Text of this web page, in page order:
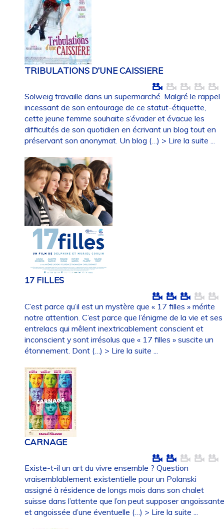
TRIBULATIONS D’UNE CAISSIERE
Solweig travaille dans un supermarché. Malgré le rappel
incessant de son entourage de ce statut-étiquette,
cette jeune femme souhaite s’évader et évacue les
difficultés de son quotidien en écrivant un blog tout en
préservant son anonymat. Un blog (…) > Lire la suite ...
17 FILLES
C’est parce qu’il est un mystère que « 17 filles » mérite
notre attention. C’est parce que l’énigme de la vie et ses
entrelacs qui mêlent inextricablement conscient et
inconscient y sont irrésolus que « 17 filles » suscite un
étonnement. Dont (…) > Lire la suite ...
CARNAGE
Existe-t-il un art du vivre ensemble ? Question
vraisemblablement existentielle pour un Polanski
assigné à résidence de longs mois dans son chalet
suisse dans l’attente que l’on peut supposer
et angoissée d’une éventuelle (…) > Lire la suite ...